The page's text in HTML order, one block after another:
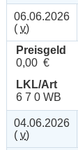
06.06.2026
( v)
Preisgeld
0,00 €
LKL/Art
6 7 0 WB
04.06.2026
( v)